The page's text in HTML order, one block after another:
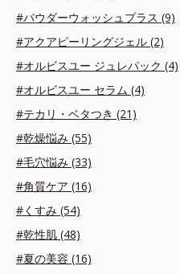
#パウダーウォッシュプラス (9)
#アクアピーリングジェル (2)
#オルビスユー ジュレパック (4)
#オルビスユー セラム (4)
#テカリ・ベタつき (21)
#乾燥悩み (55)
#毛穴悩み (33)
#角質ケア (16)
#くすみ (54)
#乾性肌 (48)
#夏の美容 (16)